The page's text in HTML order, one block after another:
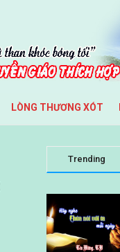
LÒNG THƯƠNG XÓT
Trending